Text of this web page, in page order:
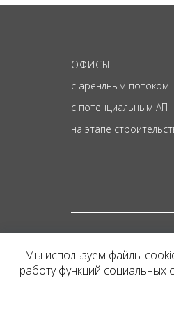
ОФИСЫ
с арендным потоком
с потенциальным АП
на этапе
Мы используем файлы
работу функций